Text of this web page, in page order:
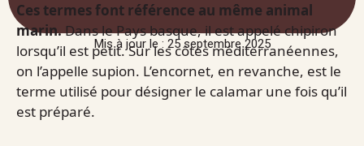
Mis à jour le : 25 septembre 2025
Ces termes font référence au même animal
marin.Dans le Pays basque, il est appelé chipiron
lorsqu’il est petit. Sur les côtes méditerranéennes,
on l’appelle supion. L’encornet, en revanche, est le
terme utilisé pour désigner le calamar une fois qu’il
est préparé.